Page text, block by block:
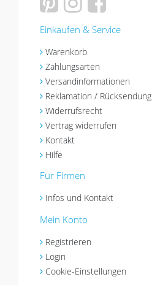
Einkaufen & Service
Warenkorb
Zahlungsarten
Versandinformationen
Reklamation / Rücksendung
Widerrufsrecht
Vertrag widerrufen
Kontakt
Hilfe
Für Firmen
Infos und Kontakt
Mein Konto
Registrieren
Login
Cookie-Einstellungen